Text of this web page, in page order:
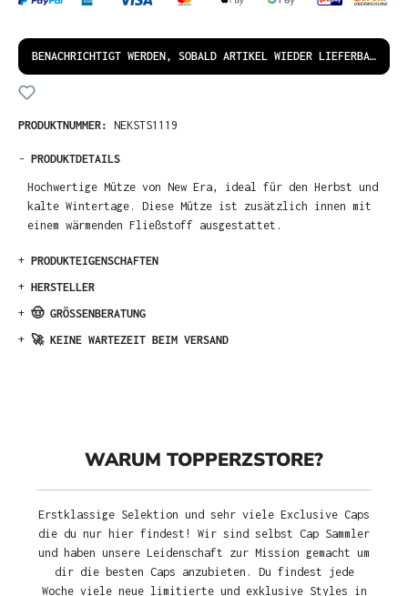
BENACHRICHTIGT WERDEN, SOBALD ARTIKEL WIEDER LIEFERBAR IST!
PRODUKTNUMMER: NEKSTS1119
- PRODUKTDETAILS
Hochwertige Mütze von New Era, ideal für den Herbst und
kalte Wintertage. Diese Mütze ist zusätzlich innen mit
einem wärmenden Fließstoff ausgestattet.
+ PRODUKTEIGENSCHAFTEN
+ HERSTELLER
+ 🤠 GRÖSSENBERATUNG
+ 🚀 KEINE WARTEZEIT BEIM VERSAND
WARUM TOPPERZSTORE?
Erstklassige Selektion und sehr viele Exclusive Caps
die du nur hier findest! Wir sind selbst Cap Sammler
und haben unsere Leidenschaft zur Mission gemacht um
dir die besten Caps anzubieten. Du findest jede
Woche viele neue limitierte und exklusive Styles in